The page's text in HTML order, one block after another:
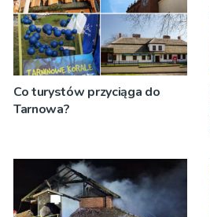
Co turystów przyciąga do
Tarnowa?